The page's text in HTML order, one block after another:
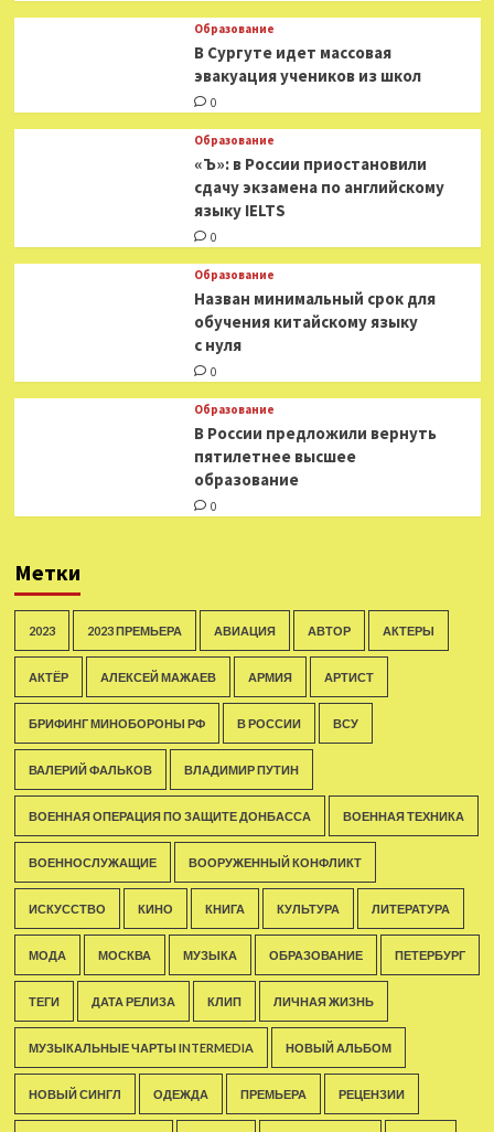
Образование
В Сургуте идет массовая
эвакуация учеников из школ
0
Образование
«Ъ»: в России приостановили
сдачу экзамена по английскому
языку IELTS
0
Образование
Назван минимальный срок для
обучения китайскому языку
с нуля
0
Образование
В России предложили вернуть
пятилетнее высшее
образование
0
Метки
2023 2023 ПРЕМЬЕРА АВИАЦИЯ АВТОР АКТЕРЫ
АКТЁР АЛЕКСЕЙ МАЖАЕВ АРМИЯ АРТИСТ
БРИФИНГ МИНОБОРОНЫ РФ В РОССИИ ВСУ
ВАЛЕРИЙ ФАЛЬКОВ ВЛАДИМИР ПУТИН
ВОЕННАЯ ОПЕРАЦИЯ ПО ЗАЩИТЕ ДОНБАССА ВОЕННАЯ ТЕХНИКА
ВОЕННОСЛУЖАЩИЕ ВООРУЖЕННЫЙ КОНФЛИКТ
ИСКУССТВО КИНО КНИГА КУЛЬТУРА ЛИТЕРАТУРА
МОДА МОСКВА МУЗЫКА ОБРАЗОВАНИЕ ПЕТЕРБУРГ
ТЕГИ ДАТА РЕЛИЗА КЛИП ЛИЧНАЯ ЖИЗНЬ
МУЗЫКАЛЬНЫЕ ЧАРТЫ INTERMEDIA НОВЫЙ АЛЬБОМ
НОВЫЙ СИНГЛ ОДЕЖДА ПРЕМЬЕРА РЕЦЕНЗИИ